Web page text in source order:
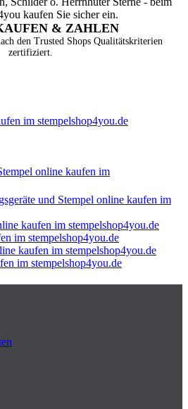
& ZAHLEN
den Trusted Shops Qualitätskriterien
zertifiziert.